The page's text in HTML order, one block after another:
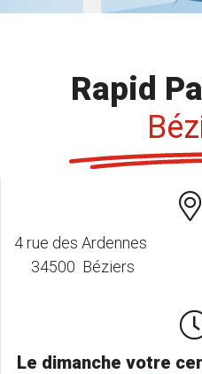
Rapid
4 rue des Ardennes
34500 Béziers
Le dimanche votre